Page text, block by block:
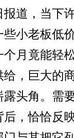
，当下许
些小老板低
个月竟能轻
巨大的商
头角。需
后，恰恰反